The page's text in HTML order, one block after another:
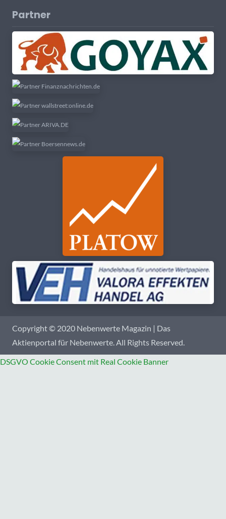
Partner
Copyright © 2020 Nebenwerte Magazin | Das
Aktienportal für Nebenwerte. All Rights Reserved.
DSGVO Cookie Consent mit Real Cookie Banner